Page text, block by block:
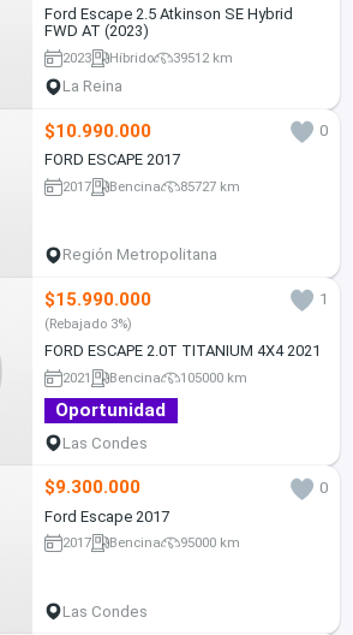
Ford Escape 2.5 Atkinson SE Hybrid
FWD AT (2023)
2023 Híbrido 39512 km
La Reina
$10.990.000
0
FORD ESCAPE 2017
2017 Bencina 85727 km
Región Metropolitana
$15.990.000 1
(Rebajado 3%)
FORD ESCAPE 2.0T TITANIUM 4X4 2021
2021 Bencina 105000 km
Oportunidad
Las Condes
$9.300.000
0
Ford Escape 2017
2017 Bencina 95000 km
Las Condes